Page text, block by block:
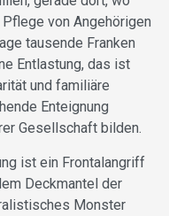
von Angehörigen
tausende Franken
Entlastung, das ist
und familiäre
Enteignung
Gesellschaft bilden.
ist ein Frontalangriff
Deckmantel der
Monster